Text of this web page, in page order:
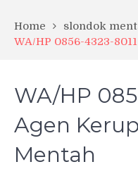
Home
slondok
WA/HP 0856-4323-
WA/HP
Agen
Mentah